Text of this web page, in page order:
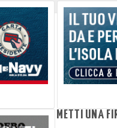
Lena Tassi approda al
di chiese, santi, antichi
e la straordinaria traversata con
METTI UNA